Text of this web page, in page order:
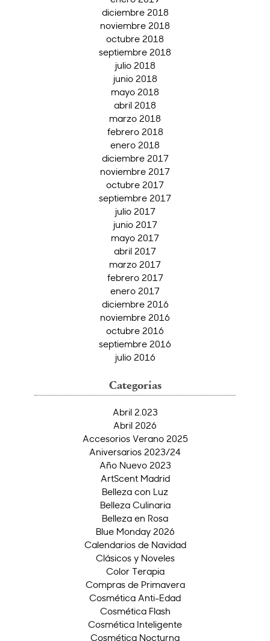
diciembre 2018
noviembre 2018
octubre 2018
septiembre 2018
julio 2018
junio 2018
mayo 2018
abril 2018
marzo 2018
febrero 2018
enero 2018
diciembre 2017
noviembre 2017
octubre 2017
septiembre 2017
julio 2017
junio 2017
mayo 2017
abril 2017
marzo 2017
febrero 2017
enero 2017
diciembre 2016
noviembre 2016
octubre 2016
septiembre 2016
julio 2016
Categorías
Abril 2.023
Abril 2026
Accesorios Verano 2025
Aniversarios 2023/24
Año Nuevo 2023
ArtScent Madrid
Belleza con Luz
Belleza Culinaria
Belleza en Rosa
Blue Monday 2026
Calendarios de Navidad
Clásicos y Noveles
Color Terapia
Compras de Primavera
Cosmética Anti-Edad
Cosmética Flash
Cosmética Inteligente
Cosmética Nocturna